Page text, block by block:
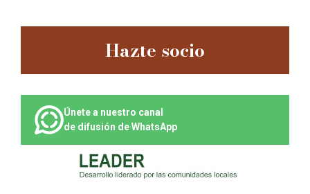
Hazte socio
Únete a nuestro canal
de difusión de WhatsApp